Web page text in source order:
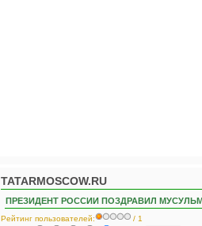
TATARMOSCOW.RU
ПРЕЗИДЕНТ РОССИИ ПОЗДРАВИЛ
Рейтинг пользователей:
/ 1